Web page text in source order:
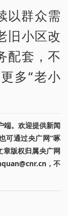
以群众需
旧小区改
配套，不
多“老小
端。欢迎提供新闻
可通过央广网“啄
章版权归属央广网
，不